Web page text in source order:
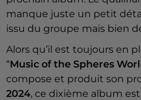
manque juste un petit
issu du groupe mais bien
Alors qu’il est toujours en
“Music of the Spheres
compose et produit son
2024, ce dixième album